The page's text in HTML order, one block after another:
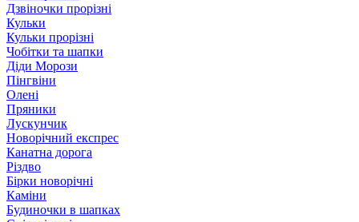
Дзвіночки прорізні
Кульки
Кульки прорізні
Чобітки та шапки
Діди Морози
Пінгвіни
Олені
Пряники
Лускунчик
Новорічний експрес
Канатна дорога
Різдво
Бірки новорічні
Каміни
Будиночки в шапках